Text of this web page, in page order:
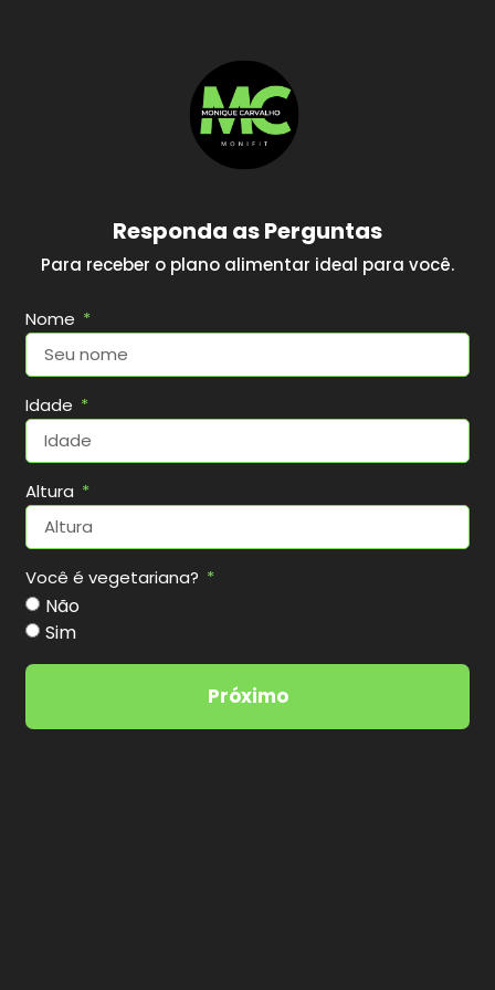
Responda as Perguntas
Para receber o plano alimentar ideal para você.
Nome
Idade
Altura
Você é vegetariana?
Não
Sim
Próximo